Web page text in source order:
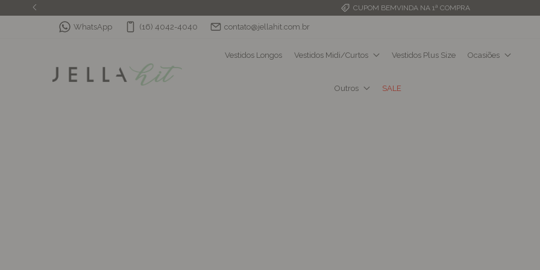
FRETE GRÁTIS ACIMA DE R$349,99
WhatsApp (16) 4042-4040 contato@jellahit.com.br
Vestidos Longos Vestidos Midi/Curtos Vestidos Plus Size Ocasiões
Outros SALE